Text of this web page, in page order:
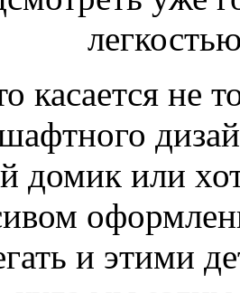
касается не
домик или
и этими